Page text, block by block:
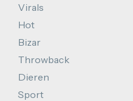
Virals
Hot
Bizar
Throwback
Dieren
Sport